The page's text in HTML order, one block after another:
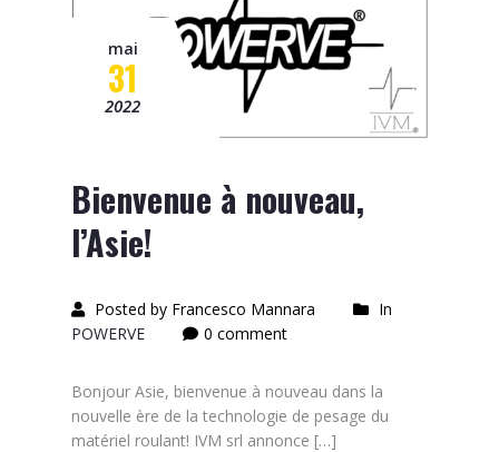
mai
31
2022
Bienvenue à nouveau,
l’Asie!
Posted by Francesco Mannara
In
POWERVE
0 comment
Bonjour Asie, bienvenue à nouveau dans la
nouvelle ère de la technologie de pesage du
matériel roulant! IVM srl annonce […]